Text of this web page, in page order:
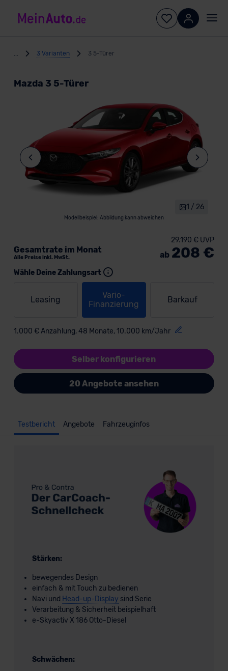
3 Varianten 3 5-Türer
Mazda 3 5-Türer
Modellbeispiel: Abbildung kann abweichen
1 / 26
Wähle Deine Zahlungsart
Leasing
Vario-
Finanzierung
Barkauf
1.000 € Anzahlung, 48 Monate, 10.000 km/Jahr
Gesamtrate im Monat
Alle Preise inkl. MwSt.
29.190 € UVP
ab 208 €
Selber konfigurieren
20 Angebote ansehen
Testbericht Angebote Fahrzeuginfos
Stärken:
bewegendes Design
einfach & mit Touch zu bedienen
Navi und Head-up-Display sind Serie
Verarbeitung & Sicherheit beispielhaft
e-Skyactiv X 186 Otto-Diesel
Schwächen: